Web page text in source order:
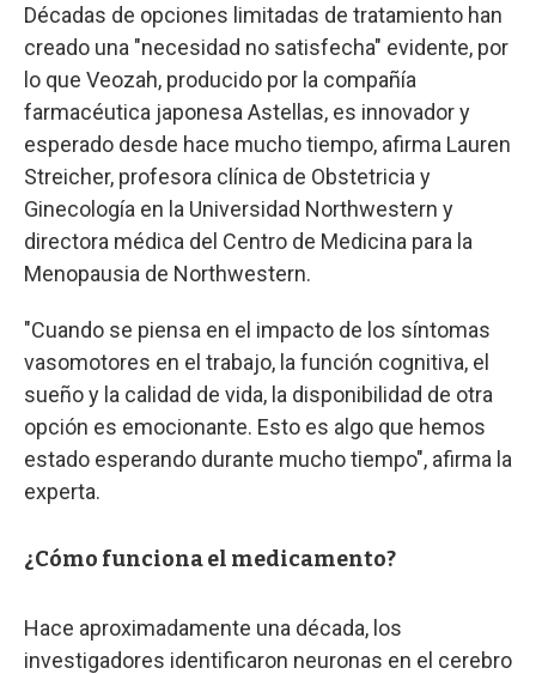
Décadas de opciones limitadas de tratamiento han
creado una "necesidad no satisfecha" evidente, por
lo que Veozah, producido por la compañía
farmacéutica japonesa Astellas, es innovador y
esperado desde hace mucho tiempo, afirma Lauren
Streicher, profesora clínica de Obstetricia y
Ginecología en la Universidad Northwestern y
directora médica del Centro de Medicina para la
Menopausia de Northwestern.
"Cuando se piensa en el impacto de los síntomas
vasomotores en el trabajo, la función cognitiva, el
sueño y la calidad de vida, la disponibilidad de otra
opción es emocionante. Esto es algo que hemos
estado esperando durante mucho tiempo", afirma la
experta.
¿Cómo funciona el medicamento?
Hace aproximadamente una década, los
investigadores identificaron neuronas en el cerebro